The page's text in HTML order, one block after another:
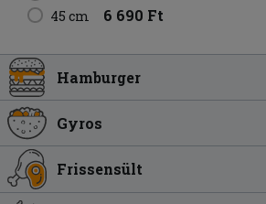
45 cm 6 690 Ft
Hamburger
Gyros
Frissensült